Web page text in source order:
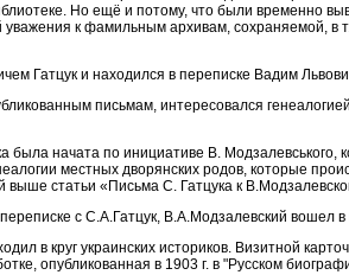
Но ещё и потому, что были временно
уважения к фамильным архивам, сохраняемой, в
Гатцук и находился в переписке Вадим
письмам, интересовался
была начата по инициативе В. Модзалевського,
местных дворянских родов, которые
выше статьи «Письма С. Гатцука к
с С.А.Гатцук, В.А.Модзалевский вошел в
в круг украинских историков. Визитной
опубликованная в 1903 г. в "Русском